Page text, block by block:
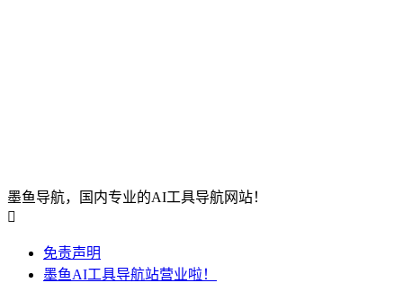
墨鱼导航，国内专业的AI工具导航网站！

免责声明
墨鱼AI工具导航站营业啦！